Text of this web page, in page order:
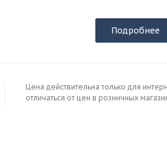
Подробнее
Цена действительна только для
отличаться от цен в розничных